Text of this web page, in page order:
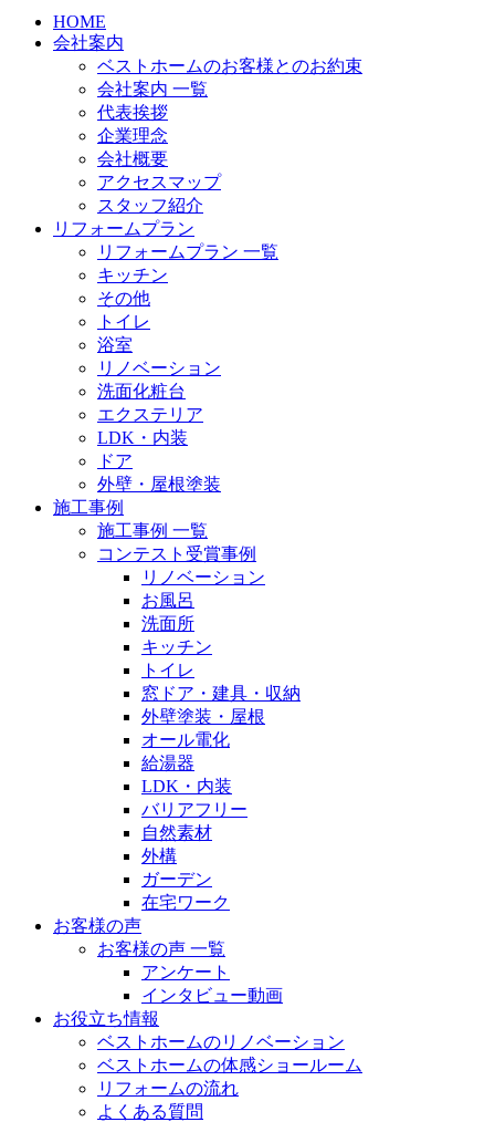
HOME
会社案内
ベストホームのお客様とのお約束
会社案内 一覧
代表挨拶
企業理念
会社概要
アクセスマップ
スタッフ紹介
リフォームプラン
リフォームプラン 一覧
キッチン
その他
トイレ
浴室
リノベーション
洗面化粧台
エクステリア
LDK・内装
ドア
外壁・屋根塗装
施工事例
施工事例 一覧
コンテスト受賞事例
リノベーション
お風呂
洗面所
キッチン
トイレ
窓ドア・建具・収納
外壁塗装・屋根
オール電化
給湯器
LDK・内装
バリアフリー
自然素材
外構
ガーデン
在宅ワーク
お客様の声
お客様の声 一覧
アンケート
インタビュー動画
お役立ち情報
ベストホームのリノベーション
ベストホームの体感ショールーム
リフォームの流れ
よくある質問